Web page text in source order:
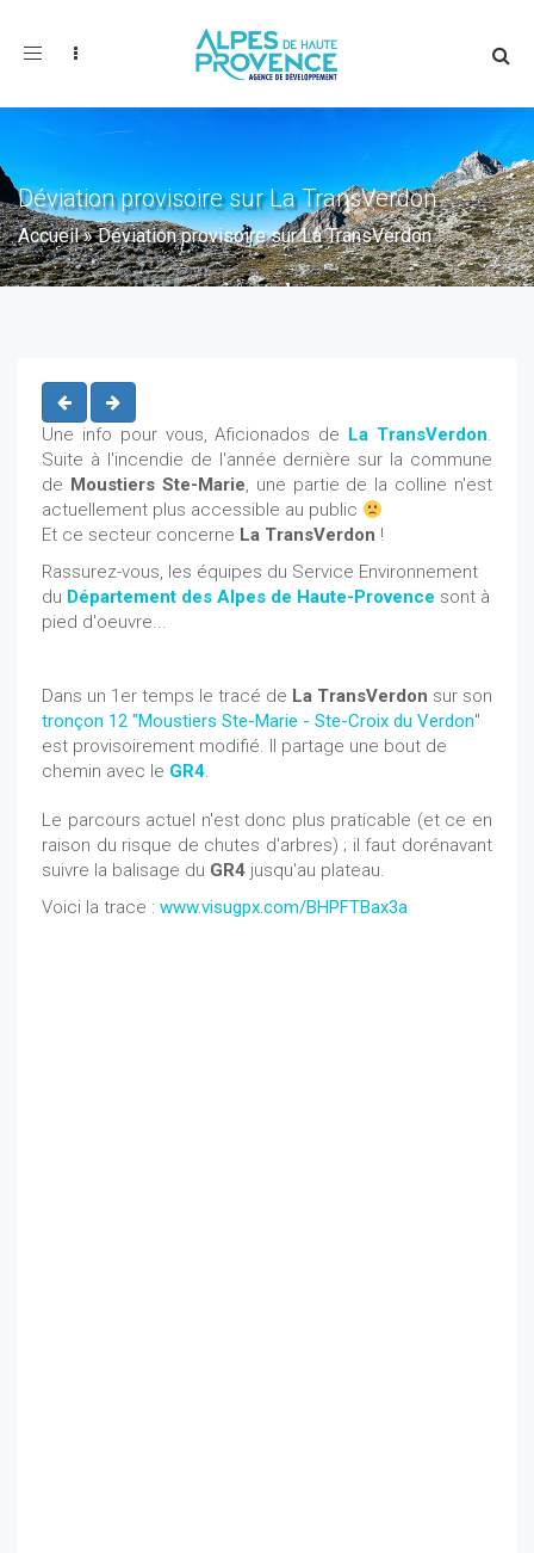
Toggle
Déviation provisoire sur La TransVerdon
Accueil»Déviation provisoire sur La TransVerdon
Une info pour vous, Aficionados de La TransVerdon.
Suite à l'incendie de l'année dernière sur la commune
de Moustiers Ste-Marie, une partie de la colline n'est
actuellement plus accessible au public
Et ce secteur concerne La TransVerdon !
Rassurez-vous, les équipes du Service Environnement
du Département des Alpes de Haute-Provence sont à
pied d'oeuvre...
Dans un 1er temps le tracé de La TransVerdon sur son
tronçon 12 "Moustiers Ste-Marie - Ste-Croix du Verdon"
est provisoirement modifié. Il partage une bout de
chemin avec le GR4.
Le parcours actuel n'est donc plus praticable (et ce en
raison du risque de chutes d'arbres) ; il faut dorénavant
suivre la balisage du GR4 jusqu'au plateau.
Voici la trace : www.visugpx.com/BHPFTBax3a